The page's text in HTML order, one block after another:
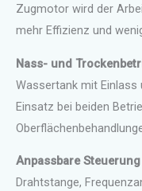
Zugmotor wird der
mehr Effizienz und
Nass- und
Wassertank mit Einlass
Einsatz bei beiden
Anpassbare
Drahtstange,